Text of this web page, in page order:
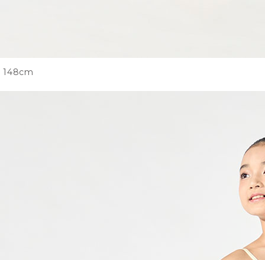
148cm